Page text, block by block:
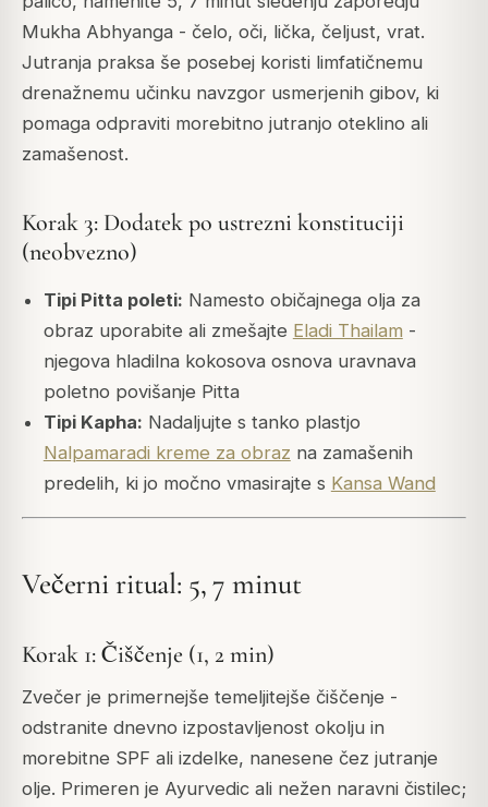
Mukha Abhyanga - čelo, oči, lička, čeljust, vrat.
Jutranja praksa še posebej koristi limfatičnemu
drenažnemu učinku navzgor usmerjenih gibov, ki
pomaga odpraviti morebitno jutranjo oteklino ali
zamašenost.
Korak 3: Dodatek po ustrezni konstituciji
(neobvezno)
Tipi Pitta poleti: Namesto običajnega olja za
obraz uporabite ali zmešajte Eladi Thailam -
njegova hladilna kokosova osnova uravnava
poletno povišanje Pitta
Tipi Kapha: Nadaljujte s tanko plastjo
Nalpamaradi kreme za obraz na zamašenih
predelih, ki jo močno vmasirajte s Kansa Wand
Večerni ritual: 5, 7 minut
Korak 1: Čiščenje (1, 2 min)
Zvečer je primernejše temeljitejše čiščenje -
odstranite dnevno izpostavljenost okolju in
morebitne SPF ali izdelke, nanesene čez jutranje
olje. Primeren je Ayurvedic ali nežen naravni čistilec;